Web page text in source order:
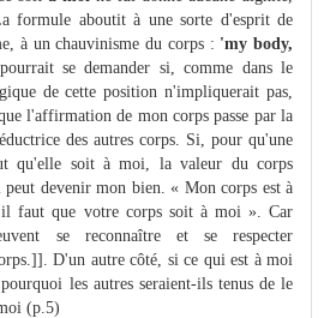
formule aboutit à une sorte d'esprit de
à un chauvinisme du corps : 'my body,
se demander si, comme dans le
de cette position n'impliquerait pas,
l'affirmation de mon corps passe par la
des autres corps. Si, pour qu'une
qu'elle soit à moi, la valeur du corps
devenir mon bien. « Mon corps est à
faut que votre corps soit à moi ». Car
se reconnaître et se respecter
D'un autre côté, si ce qui est à moi
les autres seraient-ils tenus de le
(p.5)